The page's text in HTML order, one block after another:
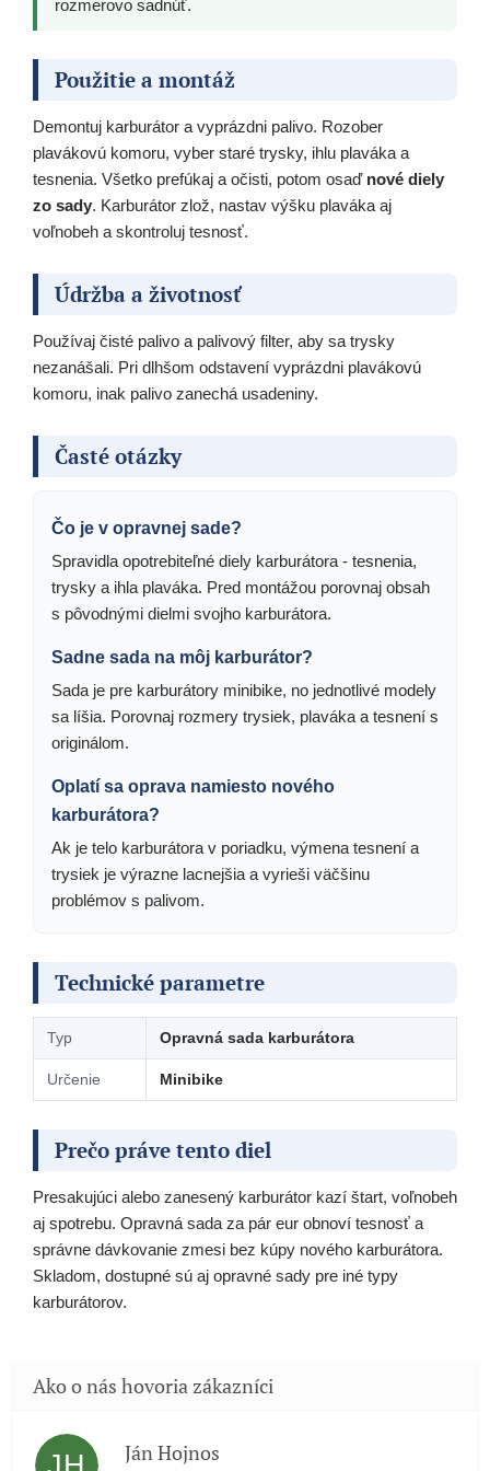
rozmerovo sadnúť.
Použitie a montáž
Demontuj karburátor a vyprázdni palivo. Rozober
plavákovú komoru, vyber staré trysky, ihlu plaváka a
tesnenia. Všetko prefúkaj a očisti, potom osaď nové diely
zo sady. Karburátor zlož, nastav výšku plaváka aj
voľnobeh a skontroluj tesnosť.
Údržba a životnosť
Používaj čisté palivo a palivový filter, aby sa trysky
nezanášali. Pri dlhšom odstavení vyprázdni plavákovú
komoru, inak palivo zanechá usadeniny.
Časté otázky
Čo je v opravnej sade?
Spravidla opotrebiteľné diely karburátora - tesnenia,
trysky a ihla plaváka. Pred montážou porovnaj obsah
s pôvodnými dielmi svojho karburátora.
Sadne sada na môj karburátor?
Sada je pre karburátory minibike, no jednotlivé modely
sa líšia. Porovnaj rozmery trysiek, plaváka a tesnení s
originálom.
Oplatí sa oprava namiesto nového
karburátora?
Ak je telo karburátora v poriadku, výmena tesnení a
trysiek je výrazne lacnejšia a vyrieši väčšinu
problémov s palivom.
Technické parametre
Typ Opravná sada karburátora
Určenie Minibike
Prečo práve tento diel
Presakujúci alebo zanesený karburátor kazí štart, voľnobeh
aj spotrebu. Opravná sada za pár eur obnoví tesnosť a
správne dávkovanie zmesi bez kúpy nového karburátora.
Skladom, dostupné sú aj opravné sady pre iné typy
karburátorov.
Ján Hojnos